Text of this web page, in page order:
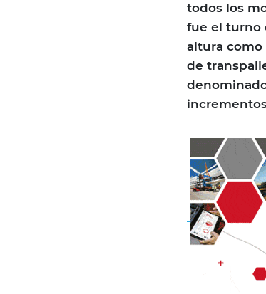
todos los
fue el turno
altura como
de